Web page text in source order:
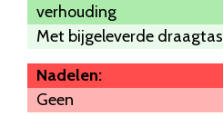
verhouding
Met bijgeleverde draagtas
Nadelen:
Geen